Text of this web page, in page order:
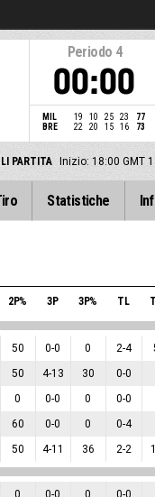
Periodo 4
00:00
MIL 19 10 25 23
77
BRE
22 20 15 16 73
PARTITA Inizio: 18:00 GMT
Statistiche
2P% 3P 3P% TL
50 0-0 0 2-4
50 4-13 30 0-0
0 0-0 0 0-0
60 0-0 0 0-4
50 4-11 36 2-2
0 0-0 0 0-0